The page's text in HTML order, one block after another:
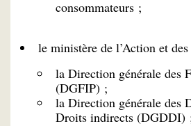
consommateurs ;
le ministère de l’Action et
la Direction générale des
(DGFIP) ;
la Direction générale des
Droits indirects (DGDDI)